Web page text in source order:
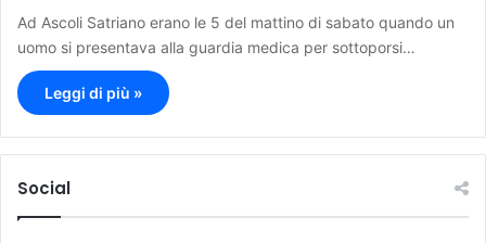
Ad Ascoli Satriano erano le 5 del mattino di sabato quando un
uomo si presentava alla guardia medica per sottoporsi…
Leggi di più »
Social